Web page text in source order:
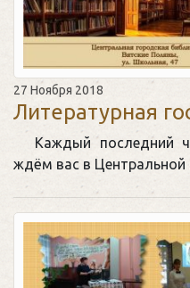
27 Ноября 2018
Литературная
Каждый последний
ждём вас в Центральной